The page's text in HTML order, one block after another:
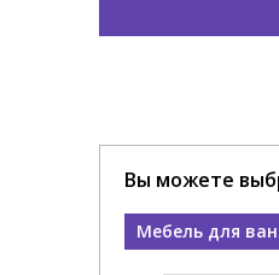
Вы можете
Мебель для